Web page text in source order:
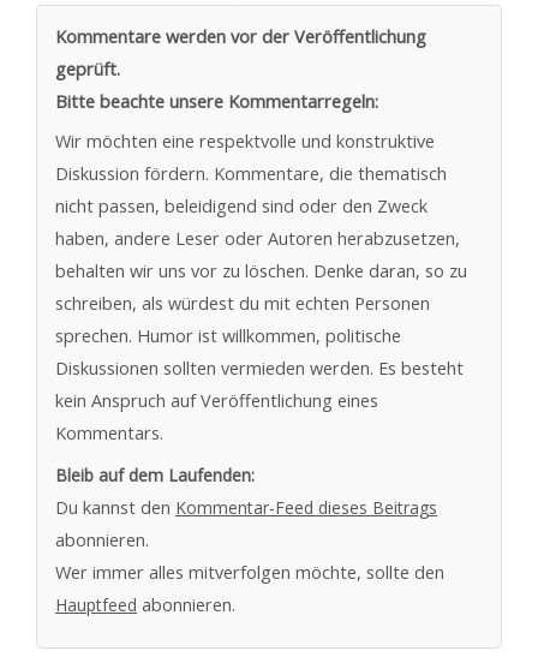
Kommentare werden vor der Veröffentlichung
geprüft.
Bitte beachte unsere Kommentarregeln:
Wir möchten eine respektvolle und konstruktive
Diskussion fördern. Kommentare, die thematisch
nicht passen, beleidigend sind oder den Zweck
haben, andere Leser oder Autoren herabzusetzen,
behalten wir uns vor zu löschen. Denke daran, so zu
schreiben, als würdest du mit echten Personen
sprechen. Humor ist willkommen, politische
Diskussionen sollten vermieden werden. Es besteht
kein Anspruch auf Veröffentlichung eines
Kommentars.
Bleib auf dem Laufenden:
Du kannst den Kommentar-Feed dieses Beitrags
abonnieren.
Wer immer alles mitverfolgen möchte, sollte den
Hauptfeed abonnieren.